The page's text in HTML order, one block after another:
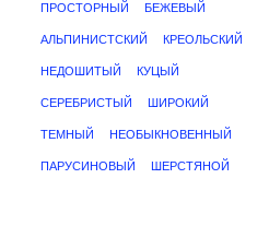
ПРОСТОРНЫЙ БЕЖЕВЫЙ
АЛЬПИНИСТСКИЙ КРЕОЛЬСКИЙ
НЕДОШИТЫЙ КУЦЫЙ
СЕРЕБРИСТЫЙ ШИРОКИЙ
ТЕМНЫЙ НЕОБЫКНОВЕННЫЙ
ПАРУСИНОВЫЙ ШЕРСТЯНОЙ